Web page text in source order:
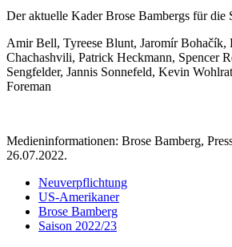
Der aktuelle Kader Brose Bambergs für die
Amir Bell, Tyreese Blunt, Jaromír Bohačík,
Chachashvili, Patrick Heckmann, Spencer
Sengfelder, Jannis Sonnefeld, Kevin
Foreman
Medieninformationen: Brose Bamberg,
26.07.2022.
Neuverpflichtung
US-Amerikaner
Brose Bamberg
Saison 2022/23